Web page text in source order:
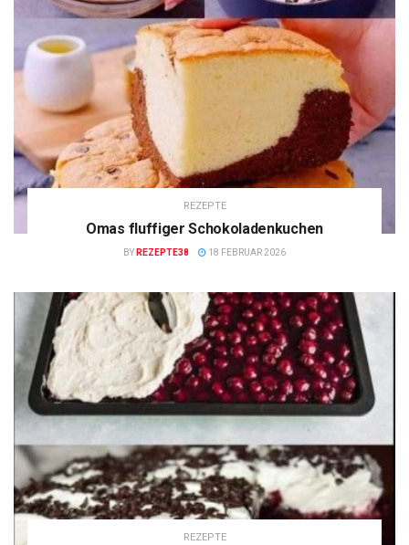
REZEPTE
Omas fluffiger Schokoladenkuchen
BY REZEPTE38 18 FEBRUAR 2026
REZEPTE